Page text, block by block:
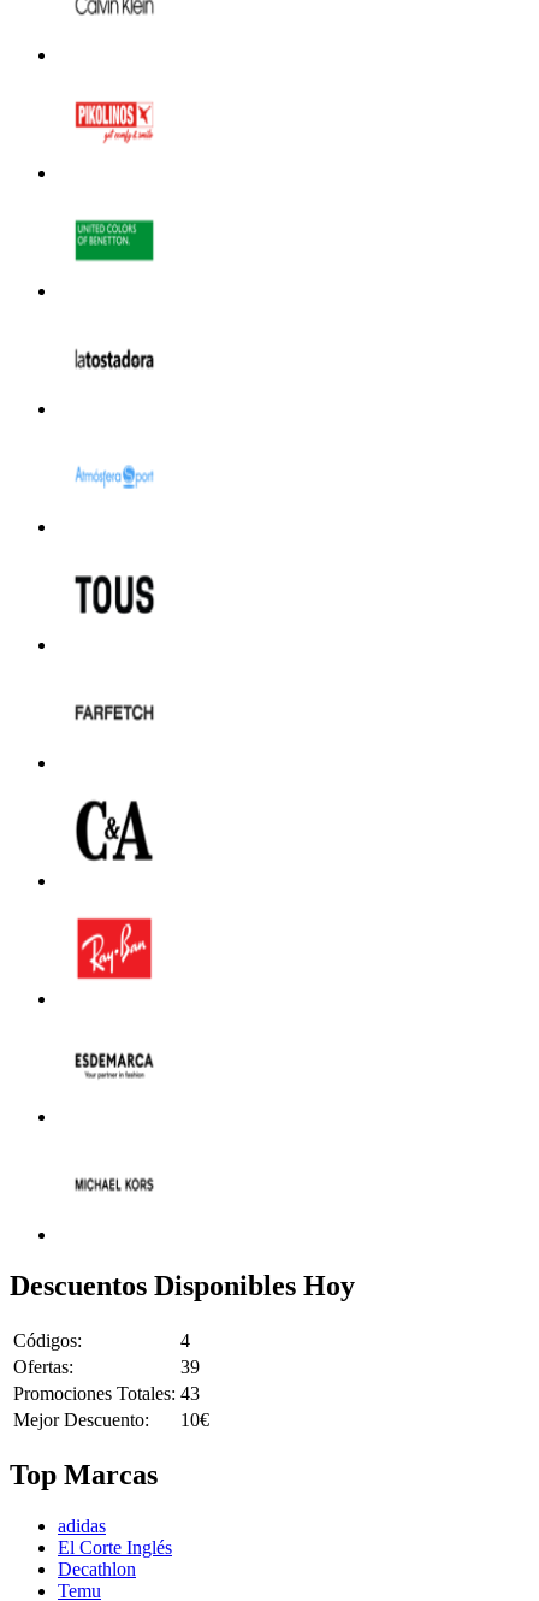
Descuentos Disponibles Hoy
Códigos:
4
Ofertas:
39
Promociones Totales: 43
Mejor Descuento:
10€
Top Marcas
adidas
El Corte Inglés
Decathlon
Temu